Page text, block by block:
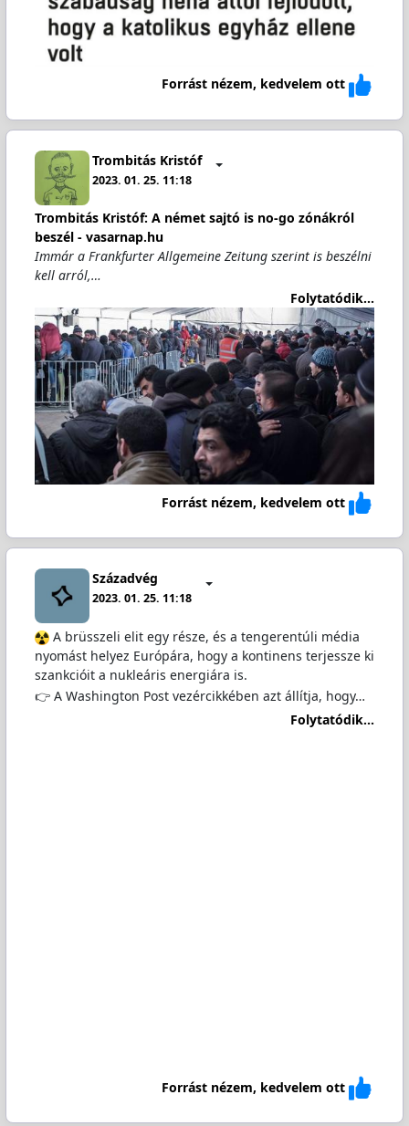
Forrást nézem, kedvelem ott
Trombitás Kristóf
2023. 01. 25. 11:18
Trombitás Kristóf: A német sajtó is no-go zónákról
beszél - vasarnap.hu
Immár a Frankfurter Allgemeine Zeitung szerint is beszélni
kell arról,…
Folytatódik...
Forrást nézem, kedvelem ott
Századvég
2023. 01. 25. 11:18
️ A brüsszeli elit egy része, és a tengerentúli média
nyomást helyez Európára, hogy a kontinens terjessze ki
szankcióit a nukleáris energiára is.
👉 A Washington Post vezércikkében azt állítja, hogy…
Folytatódik...
Forrást nézem, kedvelem ott